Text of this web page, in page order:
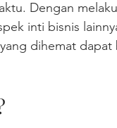
Dengan
inti bisnis
dihemat dapat